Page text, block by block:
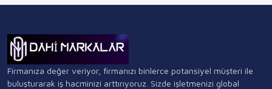
Firmanıza değer veriyor, firmanızı binlerce potansiyel müşteri ile
buluşturarak iş hacminizi arttırıyoruz. Sizde işletmenizi global